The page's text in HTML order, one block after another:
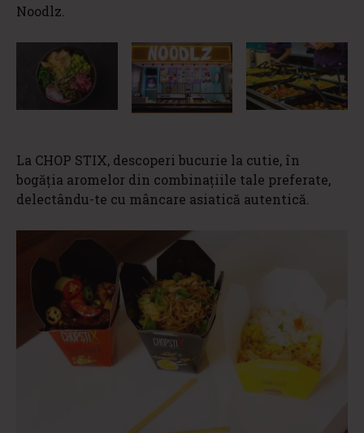
Noodlz.
La CHOP STIX, descoperi bucurie la cutie, în
bogăția aromelor din combinațiile tale preferate,
delectându-te cu mâncare asiatică autentică.